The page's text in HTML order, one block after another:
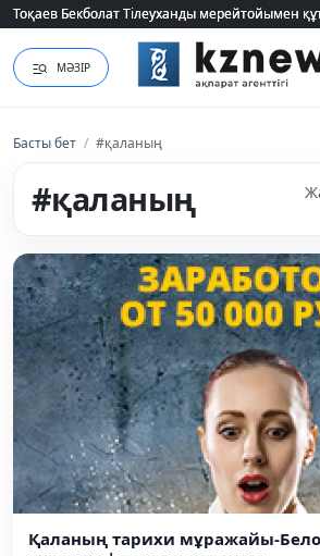
2026 жылғы білім грантын иеленгендердің
МӘЗІР
Басты бет / #қаланың
#қаланың
Қаланың тарихи мұражайы-